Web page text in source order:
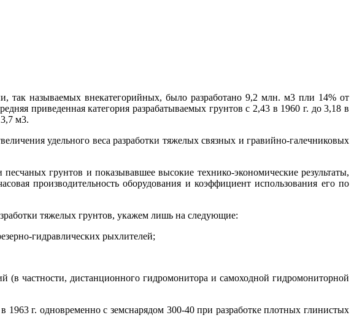
называемых внекатегорийных, было разработано 9,2 млн. м3 пли 14% от
приведенная категория разрабатываемых грунтов с 2,43 в 1960 г. до 3,18 в
м3.
удельного веса разработки тяжелых связных и гравийно-галечниковых
грунтов и показывавшее высокие технико-экономические результаты,
производительность оборудования и коэффициент использования его по
тяжелых грунтов, укажем лишь на следующие:
гидравлических рыхлителей;
частности, дистанционного гидромонитора и самоходной гидромониторной
г. одновременно с земснарядом 300-40 при разработке плотных глинистых